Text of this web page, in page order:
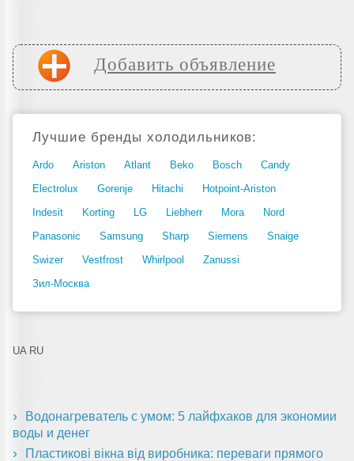
Добавить объявление
Лучшие бренды холодильников:
Ardo Ariston Atlant Beko Bosch
Candy
Electrolux
Gorenje Hitachi
Hotpoint-Ariston
Indesit
Korting LG Liebherr Mora
Nord
Panasonic
Samsung Sharp Siemens
Snaige
Swizer
Vestfrost Whirlpool
Zanussi
Зил-Москва
UA RU
Водонагреватель с умом: 5 лайфхаков для экономии
воды и денег
Пластикові вікна від виробника: переваги прямого